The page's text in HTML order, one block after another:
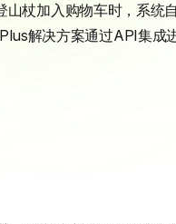
杖加入购物车时，系统
解决方案通过API集成